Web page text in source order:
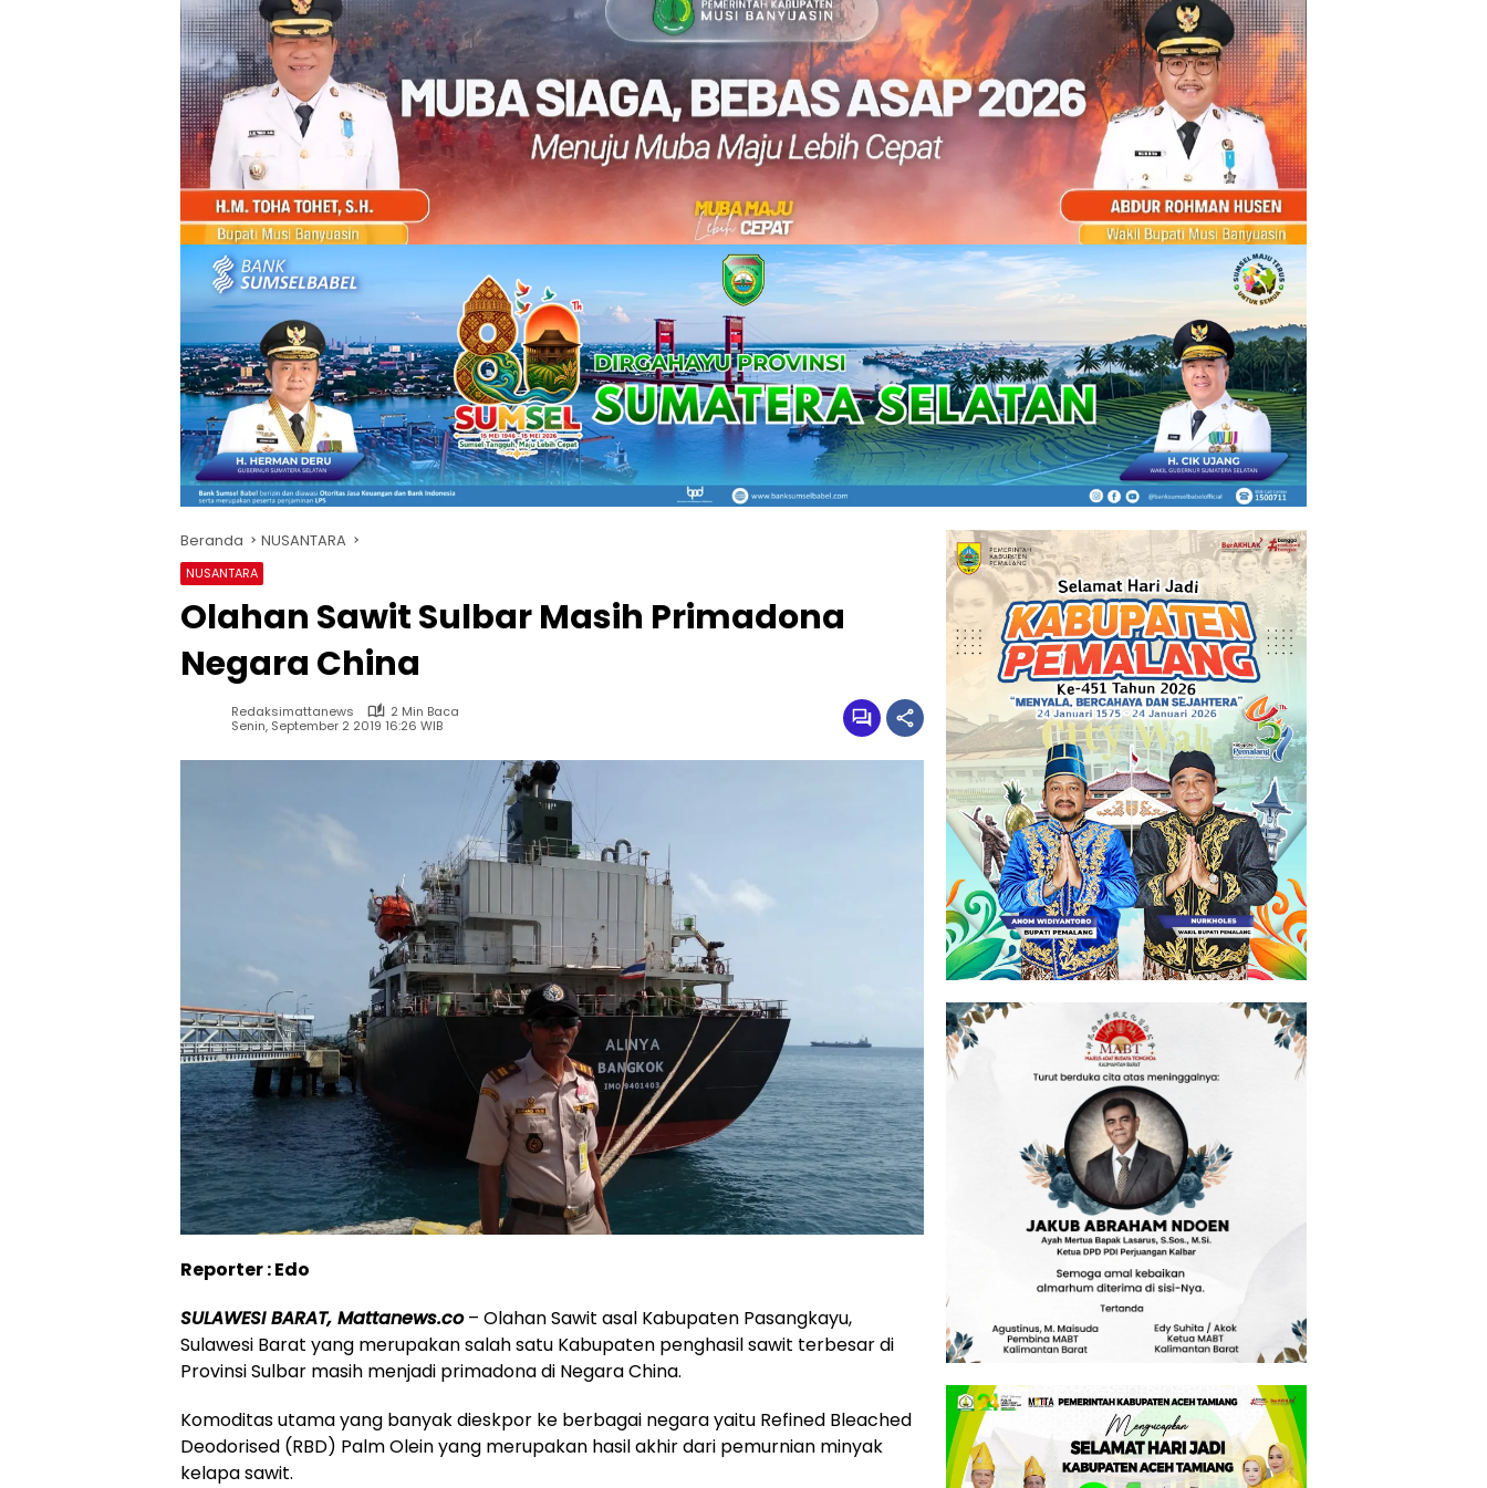
Beranda NUSANTARA
NUSANTARA
Olahan Sawit Sulbar Masih Primadona
Negara China
Redaksimattanews
2 Min Baca
Senin, September 2 2019 16:26 WIB
Reporter : Edo
SULAWESI BARAT, Mattanews.co– Olahan Sawit asal Kabupaten Pasangkayu,
Sulawesi Barat yang merupakan salah satu Kabupaten penghasil sawit terbesar di
Provinsi Sulbar masih menjadi primadona di Negara China.
Komoditas utama yang banyak dieskpor ke berbagai negara yaitu Refined Bleached
Deodorised (RBD) Palm Olein yang merupakan hasil akhir dari pemurnian minyak
kelapa sawit.